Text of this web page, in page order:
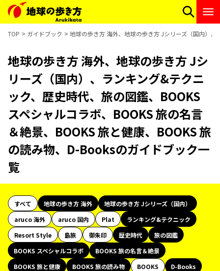
TOP ガイドブック 地球の歩き方 海外、地球の歩き方 Jシリーズ（国内）
地球の歩き方 海外、地球の歩き方 Jシ
リーズ（国内）、ランキング&テクニ
ック、歴史時代、旅の図鑑、BOOKS
スペシャルコラボ、BOOKS 旅の名言
＆絶景、BOOKS 旅と健康、BOOKS 旅
の読み物、D-Booksのガイドブック一
覧
すべて 地球の歩き方 海外
地球の歩き方 Jシリーズ（国内）
aruco 海外
aruco 国内 Plat
ランキング&テクニック
Resort Style
島旅 御朱印 歴史時代
旅の図鑑
BOOKS スペシャルコラボ
BOOKS 旅の名言＆絶景
BOOKS 旅と健康
BOOKS 旅の読み物 BOOKS
D-Books